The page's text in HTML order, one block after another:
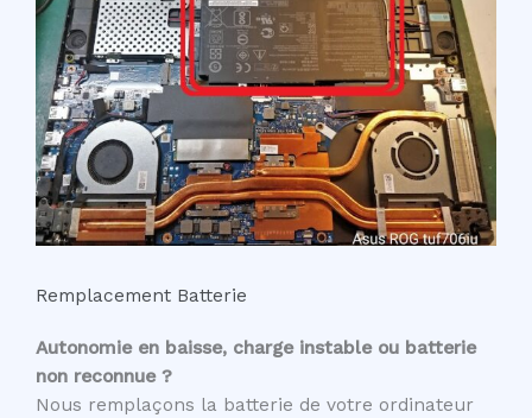
Remplacement Batterie
Autonomie en baisse, charge instable ou batterie
non reconnue ?
Nous remplaçons la batterie de votre ordinateur